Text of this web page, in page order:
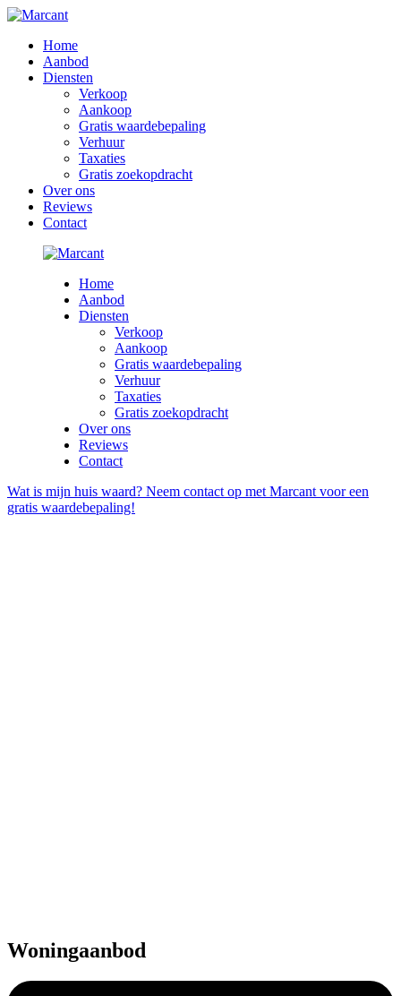
Home
Aanbod
Diensten
Verkoop
Aankoop
Gratis waardebepaling
Verhuur
Taxaties
Gratis zoekopdracht
Over ons
Reviews
Contact
Home
Aanbod
Diensten
Verkoop
Aankoop
Gratis waardebepaling
Verhuur
Taxaties
Gratis zoekopdracht
Over ons
Reviews
Contact
Wat is mijn huis waard? Neem contact op met Marcant voor een
gratis waardebepaling!
Woningaanbod